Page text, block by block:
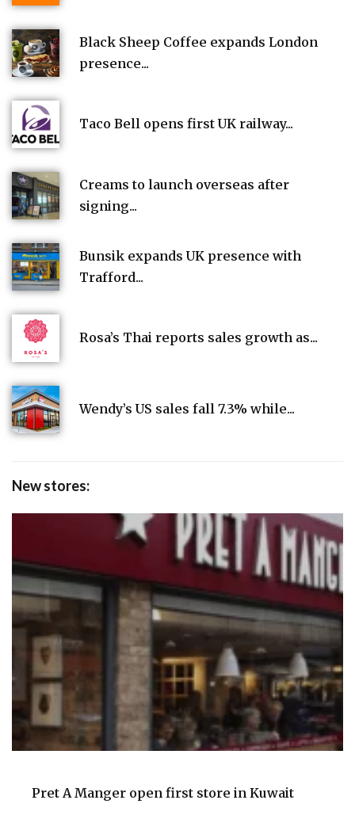
Black Sheep Coffee expands London
presence...
Taco Bell opens first UK railway...
Creams to launch overseas after
signing...
Bunsik expands UK presence with
Trafford...
Rosa’s Thai reports sales growth as...
Wendy’s US sales fall 7.3% while...
New stores:
Pret A Manger open first store in Kuwait